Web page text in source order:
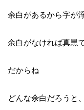
余白があるから字が
余白がなければ真黒
だからね
どんな余白だろうと